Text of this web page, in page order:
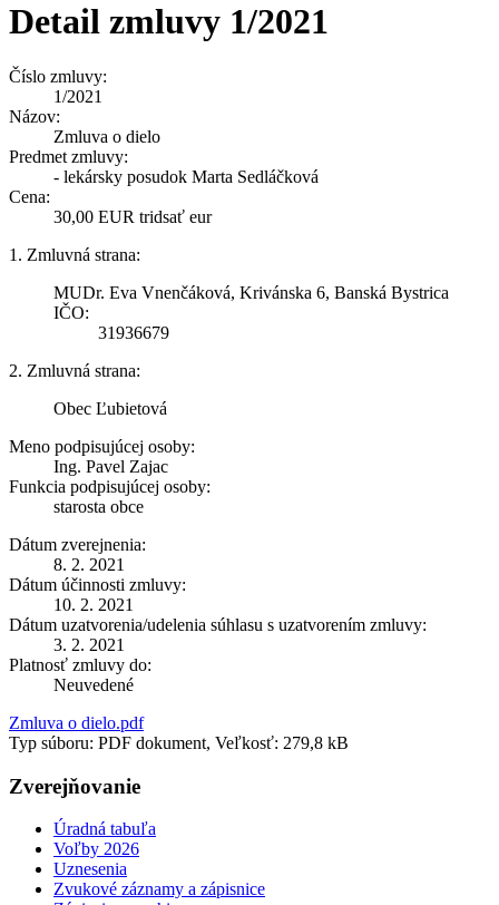
Detail zmluvy 1/2021
Číslo zmluvy:
1/2021
Názov:
Zmluva o dielo
Predmet zmluvy:
- lekársky posudok Marta Sedláčková
Cena:
30,00 EUR tridsať eur
1. Zmluvná strana:
MUDr. Eva Vnenčáková, Krivánska 6, Banská Bystrica
IČO:
31936679
2. Zmluvná strana:
Obec Ľubietová
Meno podpisujúcej osoby:
Ing. Pavel Zajac
Funkcia podpisujúcej osoby:
starosta obce
Dátum zverejnenia:
8. 2. 2021
Dátum účinnosti zmluvy:
10. 2. 2021
Dátum uzatvorenia/udelenia súhlasu s uzatvorením zmluvy:
3. 2. 2021
Platnosť zmluvy do:
Neuvedené
Zmluva o dielo.pdf
Typ súboru: PDF dokument, Veľkosť: 279,8 kB
Zverejňovanie
Úradná tabuľa
Voľby 2026
Uznesenia
Zvukové záznamy a zápisnice